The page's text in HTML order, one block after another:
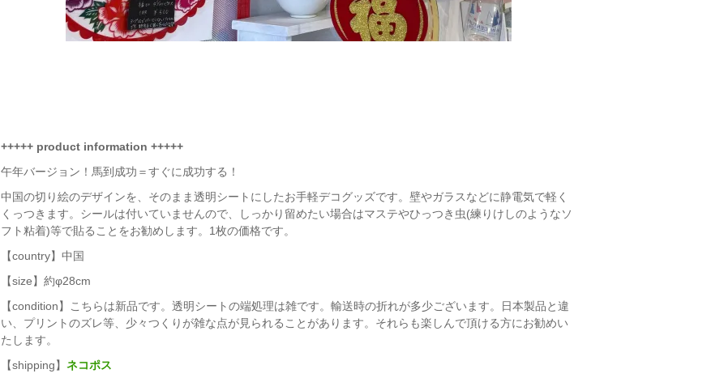
+++++ product information +++++
午年バージョン！馬到成功＝すぐに成功する！
中国の切り絵のデザインを、そのまま透明シートにしたお手軽デコグッズです。壁やガラスなどに静電気で軽く
くっつきます。シールは付いていませんので、しっかり留めたい場合はマステやひっつき虫(練りけしのようなソ
フト粘着)等で貼ることをお勧めします。1枚の価格です。
【country】中国
【size】約φ28cm
【condition】こちらは新品です。透明シートの端処理は雑です。輸送時の折れが多少ございます。日本製品と違
い、プリントのズレ等、少々つくりが雑な点が見られることがあります。それらも楽しんで頂ける方にお勧めい
たします。
【shipping】 ネコポス